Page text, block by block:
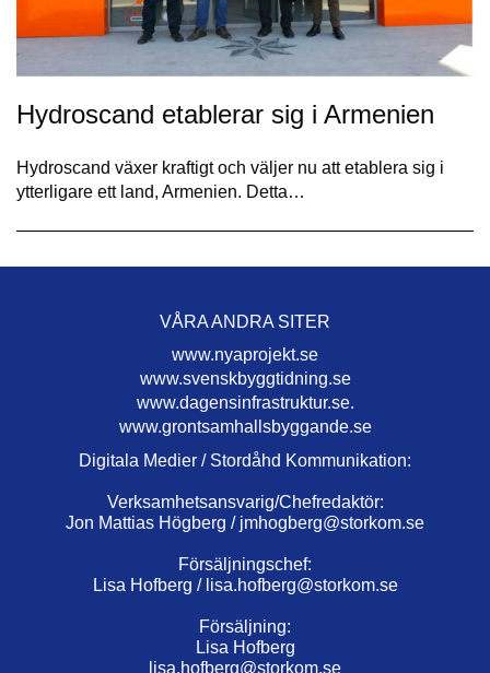
Hydroscand etablerar sig i Armenien
Hydroscand växer kraftigt och väljer nu att etablera sig i
ytterligare ett land, Armenien. Detta…
VÅRA ANDRA SITER
www.nyaprojekt.se
www.svenskbyggtidning.se
www.dagensinfrastruktur.se.
www.grontsamhallsbyggande.se
Digitala Medier / Stordåhd Kommunikation:
Verksamhetsansvarig/Chefredaktör:
Jon Mattias Högberg / jmhogberg@storkom.se
Försäljningschef:
Lisa Hofberg / lisa.hofberg@storkom.se
Försäljning:
Lisa Hofberg
lisa.hofberg@storkom.se